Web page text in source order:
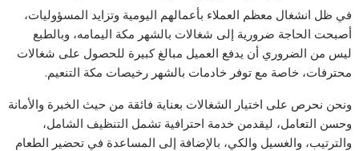
في ظل انشغال معظم العملاء بأعمالهم اليومية وتزايد المسؤوليات،
أصبحت الحاجة ضرورية إلى شغالات بالشهر مكة اليمامه، وبالطبع
ليس من الضروري أن يدفع العميل مبالغ كبيرة للحصول على شغالات
محترفات، خاصة مع توفر خادمات بالشهر رخيصات مكة التنعيم.
ونحن نحرص على اختيار الشغالات بعناية فائقة من حيث الخبرة والأمانة
وحسن التعامل، ليقدمن خدمة احترافية تشمل التنظيف الشامل،
والترتيب، والغسيل والكي، بالإضافة إلى المساعدة في تحضير الطعام